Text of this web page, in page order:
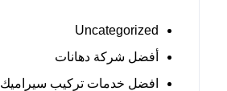
Uncategorized
أفضل شركة دهانات
افضل خدمات تركيب سيراميك